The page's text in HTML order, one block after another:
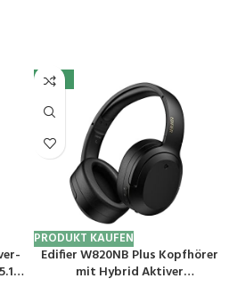
-39%
PRODUKT KAUFEN
Edifier W820NB Plus Kopfhörer
mit Hybrid Aktiver